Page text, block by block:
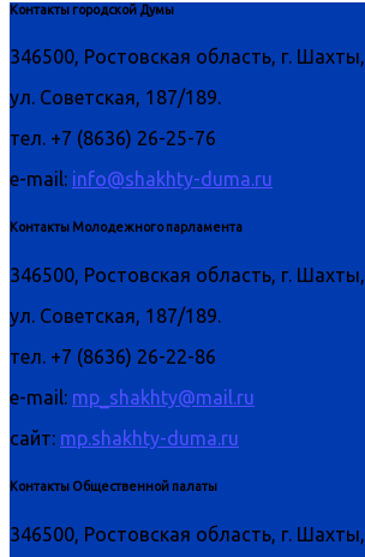
Контакты городской Думы
346500, Ростовская область, г. Шахты,
ул. Советская, 187/189.
тел. +7 (8636) 26-25-76
e-mail: info@shakhty-duma.ru
Контакты Молодежного парламента
346500, Ростовская область, г. Шахты,
ул. Советская, 187/189.
тел. +7 (8636) 26-22-86
e-mail: mp_shakhty@mail.ru
сайт: mp.shakhty-duma.ru
Контакты Общественной палаты
346500, Ростовская область, г. Шахты,